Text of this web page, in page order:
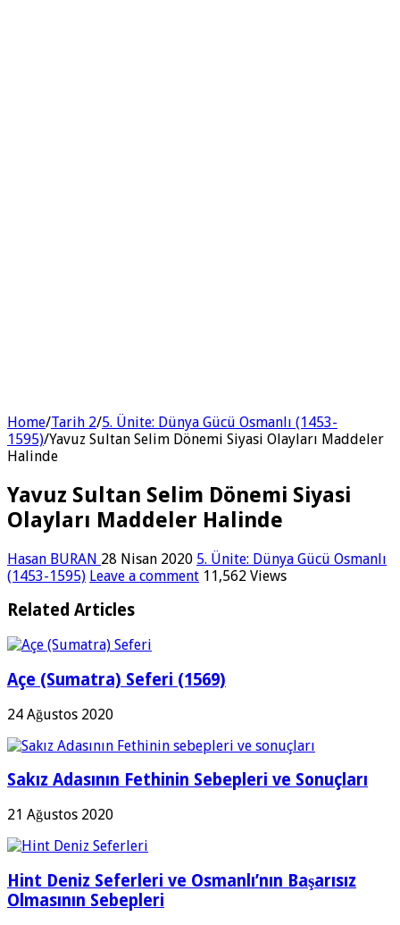
Home/Tarih 2/5. Ünite: Dünya Gücü Osmanlı (1453-
1595)/Yavuz Sultan Selim Dönemi Siyasi Olayları Maddeler
Halinde
Yavuz Sultan Selim Dönemi Siyasi
Olayları Maddeler Halinde
Hasan BURAN 28 Nisan 2020 5. Ünite: Dünya Gücü Osmanlı
(1453-1595) Leave a comment 11,562 Views
Related Articles
Açe (Sumatra) Seferi (1569)
24 Ağustos 2020
Sakız Adasının Fethinin Sebepleri ve Sonuçları
21 Ağustos 2020
Hint Deniz Seferleri ve Osmanlı’nın Başarısız
Olmasının Sebepleri